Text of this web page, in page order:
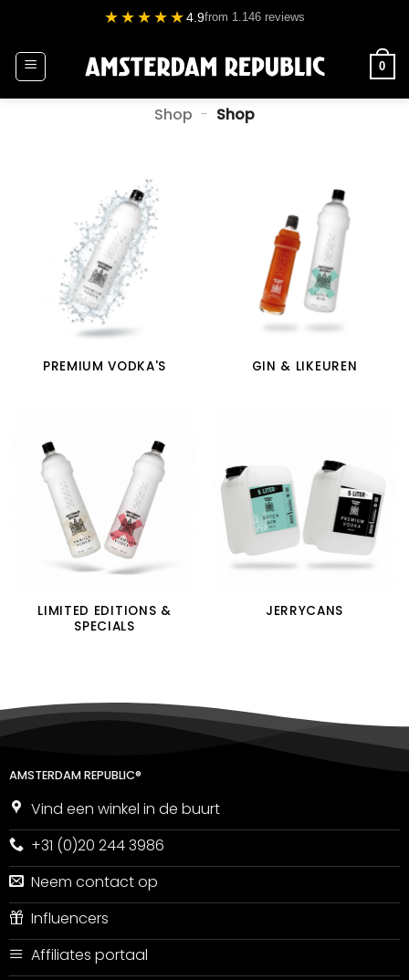
inhoud
★★★★★4.9from 1.146 reviews
0
Shop - Shop
PREMIUM VODKA'S GIN & LIKEUREN
LIMITED EDITIONS &
SPECIALS
JERRYCANS
AMSTERDAM REPUBLIC®
Vind een winkel in de buurt
+31 (0)20 244 3986
Neem contact op
Influencers
Affiliates portaal